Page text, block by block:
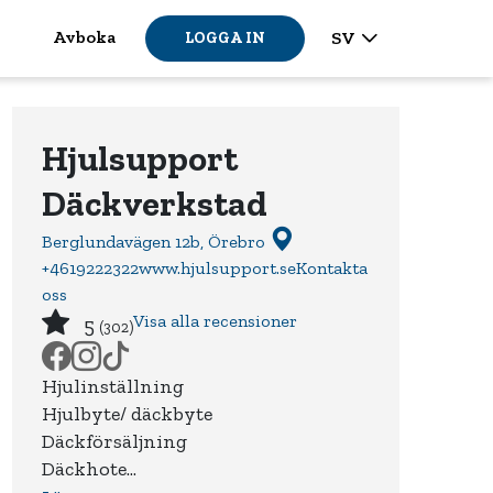
Avboka LOGGA IN SV
Hjulsupport
Däckverkstad
Berglundavägen 12b, Örebro
+4619222322www.hjulsupport.seKontakta
oss
5 (302)Visa alla recensioner
Hjulinställning
Hjulbyte/ däckbyte
Däckförsäljning
Däckhote...